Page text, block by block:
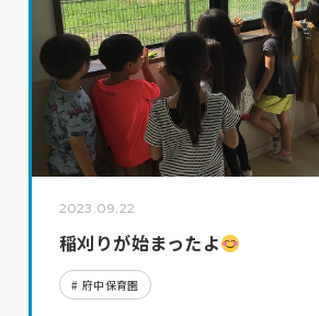
2023.09.22
稲刈りが始まったよ
府中保育園